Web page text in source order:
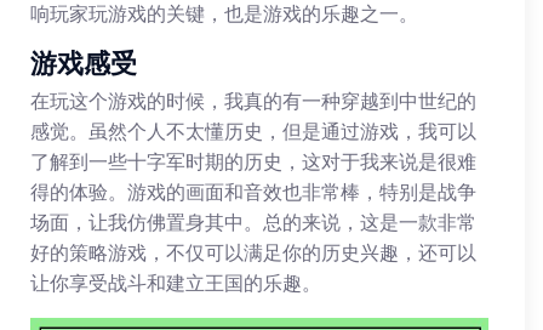
响玩家玩游戏的关键，也是游戏的乐趣之一。
游戏感受
在玩这个游戏的时候，我真的有一种穿越到中世纪的
感觉。虽然个人不太懂历史，但是通过游戏，我可以
了解到一些十字军时期的历史，这对于我来说是很难
得的体验。游戏的画面和音效也非常棒，特别是战争
场面，让我仿佛置身其中。总的来说，这是一款非常
好的策略游戏，不仅可以满足你的历史兴趣，还可以
让你享受战斗和建立王国的乐趣。